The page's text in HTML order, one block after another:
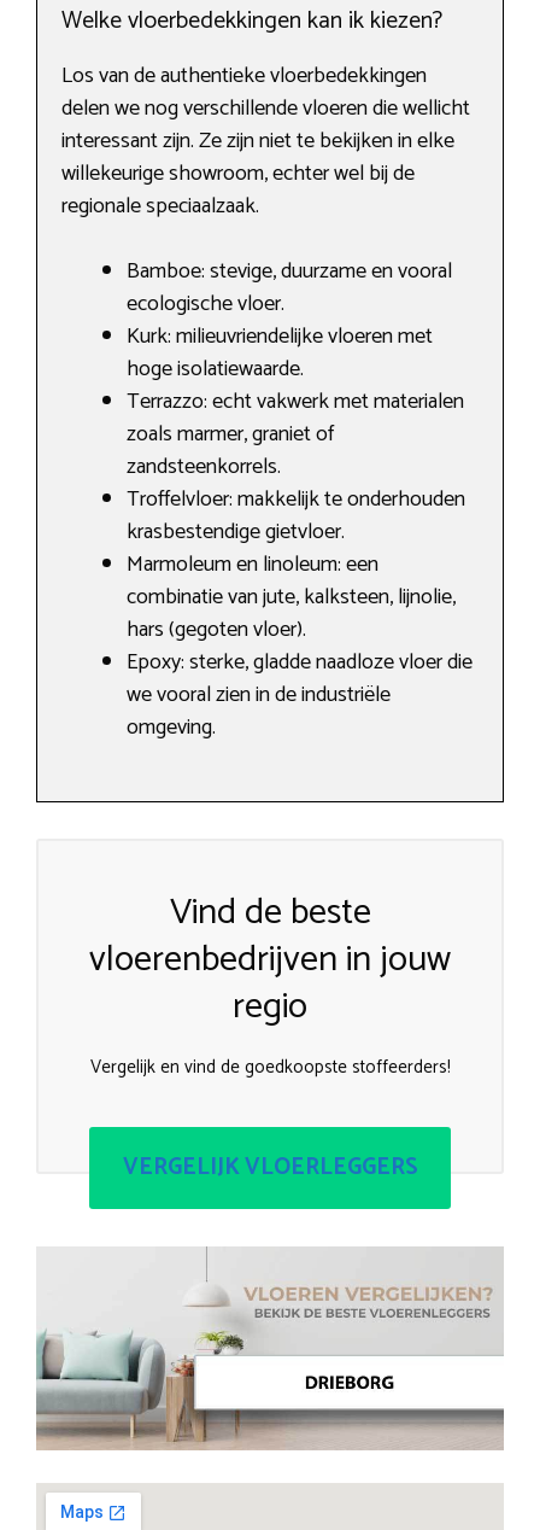
Welke vloerbedekkingen kan ik kiezen?
Los van de authentieke vloerbedekkingen
delen we nog verschillende vloeren die wellicht
interessant zijn. Ze zijn niet te bekijken in elke
willekeurige showroom, echter wel bij de
regionale speciaalzaak.
Bamboe: stevige, duurzame en vooral
ecologische vloer.
Kurk: milieuvriendelijke vloeren met
hoge isolatiewaarde.
Terrazzo: echt vakwerk met materialen
zoals marmer, graniet of
zandsteenkorrels.
Troffelvloer: makkelijk te onderhouden
krasbestendige gietvloer.
Marmoleum en linoleum: een
combinatie van jute, kalksteen, lijnolie,
hars (gegoten vloer).
Epoxy: sterke, gladde naadloze vloer die
we vooral zien in de industriële
omgeving.
Vind de beste
vloerenbedrijven in jouw
regio
Vergelijk en vind de goedkoopste stoffeerders!
VERGELIJK VLOERLEGGERS